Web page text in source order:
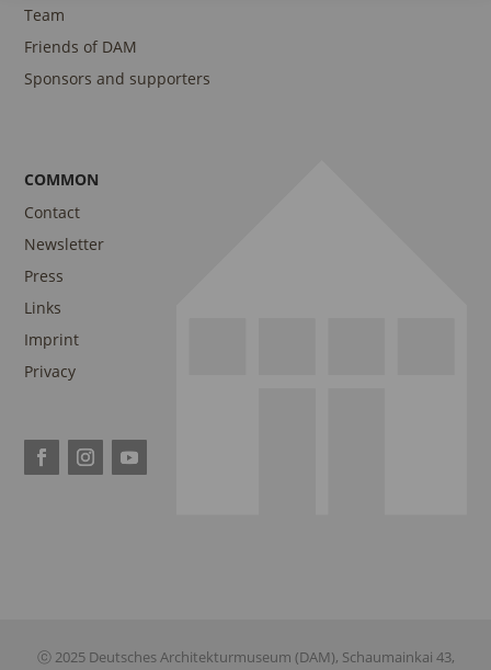
Team
Friends of DAM
Sponsors and supporters
COMMON
Contact
Newsletter
Press
Links
Imprint
Privacy
ⓒ 2025 Deutsches Architekturmuseum (DAM), Schaumainkai 43,